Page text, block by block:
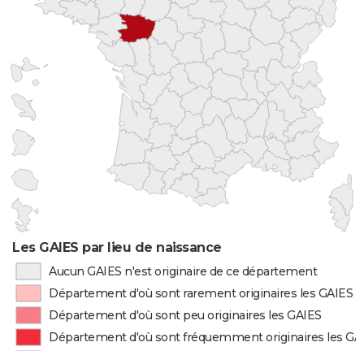
Les GAIES par lieu de naissance
Aucun GAIES n'est originaire de ce département
Département d'où sont rarement originaires les GAIES
Département d'où sont peu originaires les GAIES
Département d'où sont fréquemment originaires les